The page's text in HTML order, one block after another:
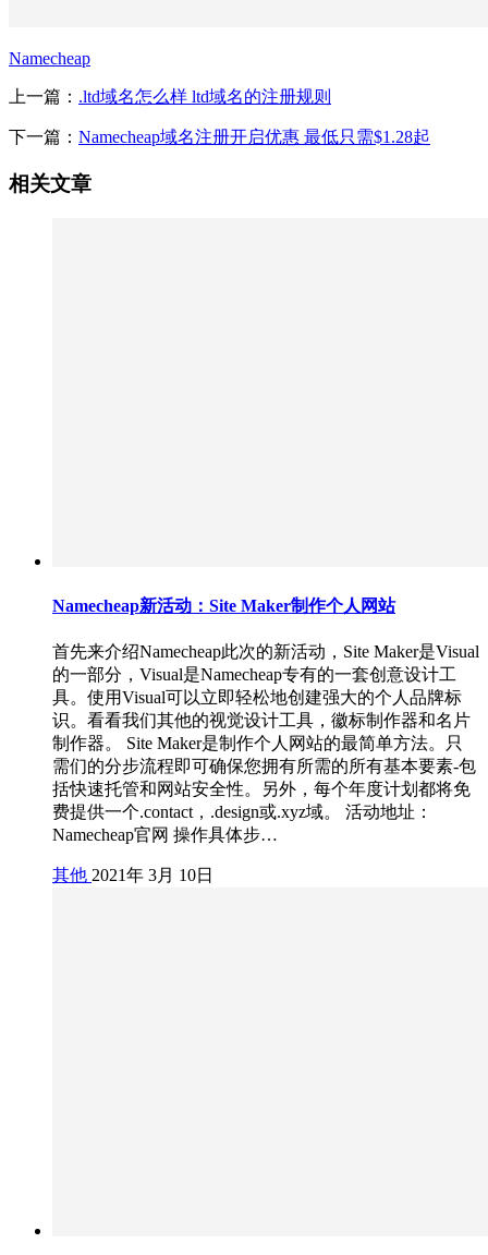
Namecheap
上一篇： .ltd域名怎么样 ltd域名的注册规则
下一篇： Namecheap域名注册开启优惠 最低只需$1.28起
相关文章
Namecheap新活动：Site Maker制作个人网站
首先来介绍Namecheap此次的新活动，Site Maker是Visual
的一部分，Visual是Namecheap专有的一套创意设计工
具。使用Visual可以立即轻松地创建强大的个人品牌标
识。看看我们其他的视觉设计工具，徽标制作器和名片
制作器。 Site Maker是制作个人网站的最简单方法。只
需们的分步流程即可确保您拥有所需的所有基本要素-包
括快速托管和网站安全性。另外，每个年度计划都将免
费提供一个.contact，.design或.xyz域。 活动地址：
Namecheap官网 操作具体步…
其他 2021年 3月 10日